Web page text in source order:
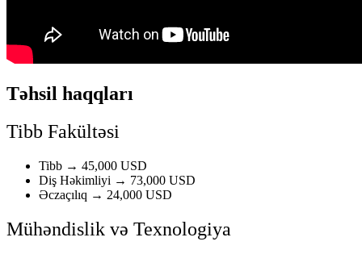
Təhsil haqqları
Tibb Fakültəsi
Tibb → 45,000 USD
Diş Həkimliyi → 73,000 USD
Əczaçılıq → 24,000 USD
Mühəndislik və Texnologiya